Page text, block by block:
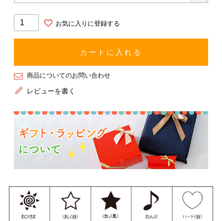
お気に入りに登録する
カートに入れる
商品についてのお問い合わせ
レビューを書く